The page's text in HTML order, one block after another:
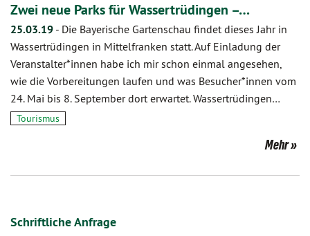
Zwei neue Parks für Wassertrüdingen –…
25.03.19 - Die Bayerische Gartenschau findet dieses Jahr in
Wassertrüdingen in Mittelfranken statt. Auf Einladung der
Veranstalter*innen habe ich mir schon einmal angesehen,
wie die Vorbereitungen laufen und was Besucher*innen vom
24. Mai bis 8. September dort erwartet. Wassertrüdingen…
Tourismus
Mehr
Schriftliche Anfrage